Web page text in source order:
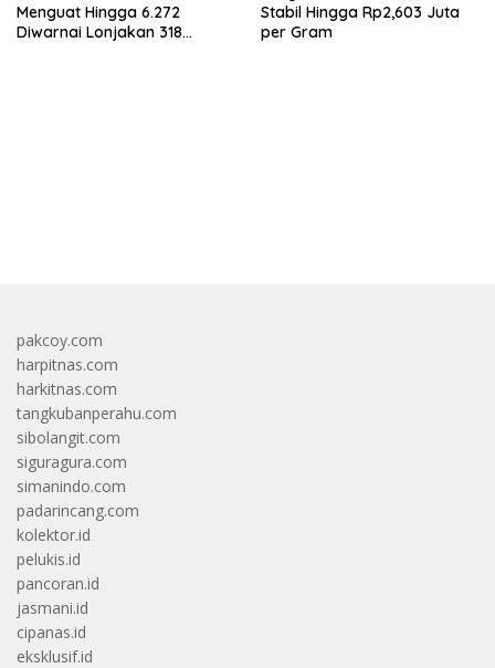
Menguat Hingga 6.272
Diwarnai Lonjakan 318
Stabil Hingga Rp2,603 Juta
per Gram
pakcoy.com
harpitnas.com
harkitnas.com
tangkubanperahu.com
sibolangit.com
siguragura.com
simanindo.com
padarincang.com
kolektor.id
pelukis.id
pancoran.id
jasmani.id
cipanas.id
eksklusif.id